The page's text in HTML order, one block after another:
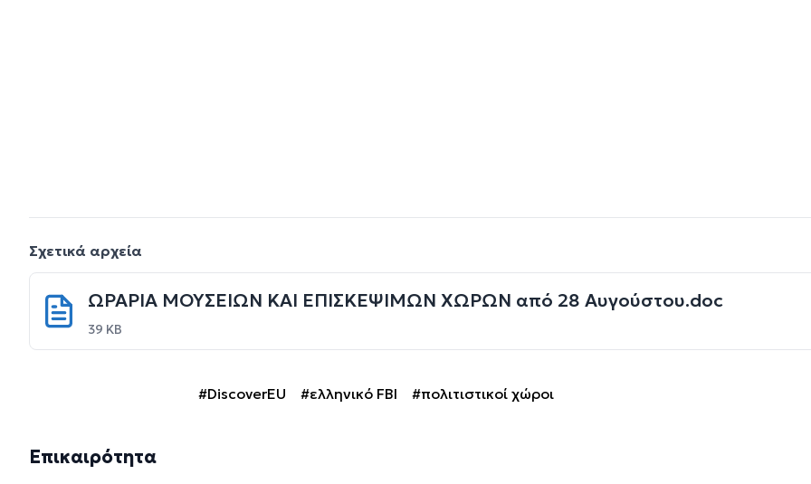
Σχετικά αρχεία
ΩΡΑΡΙΑ ΜΟΥΣΕΙΩΝ ΚΑΙ ΕΠΙΣΚΕΨΙΜΩΝ ΧΩΡΩΝ από 28 Αυγούστου.doc
39 KB
#DiscoverEU #ελληνικό FBI #πολιτιστικοί χώροι
Επικαιρότητα